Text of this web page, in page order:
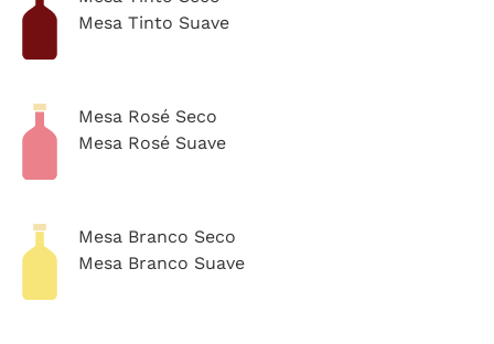
Mesa Tinto Suave
Mesa Rosé Seco
Mesa Rosé Suave
Mesa Branco Seco
Mesa Branco Suave